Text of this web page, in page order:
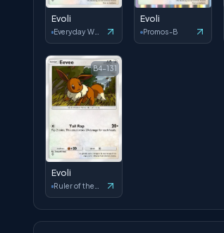
Evoli
Everyday Wonders
Evoli
Promos-B
B4-131
Evoli
Ruler of the Skies